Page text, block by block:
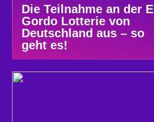
Die Teilnahme an der El
Gordo Lotterie von
Deutschland aus – so
geht es!